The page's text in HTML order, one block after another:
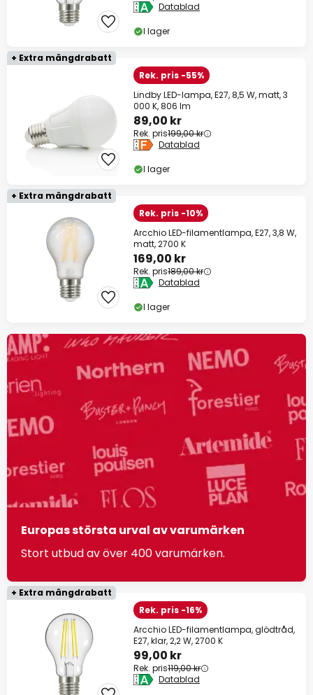
Datablad
I lager
+ Extra mängdrabatt
Rek. pris -55%
Lindby LED-lampa, E27, 8,5 W, matt, 3
000 K, 806 lm
89,00 kr
Rek. pris199,00 kr
Datablad
I lager
+ Extra mängdrabatt
Rek. pris -10%
Arcchio LED-filamentlampa, E27, 3,8 W,
matt, 2700 K
169,00 kr
Rek. pris189,00 kr
Datablad
I lager
Europas största urval av varumärken
Stort utbud av över 400 varumärken.
+ Extra mängdrabatt
Rek. pris -16%
Arcchio LED-filamentlampa, glödtråd,
E27, klar, 2,2 W, 2700 K
99,00 kr
Rek. pris119,00 kr
Datablad